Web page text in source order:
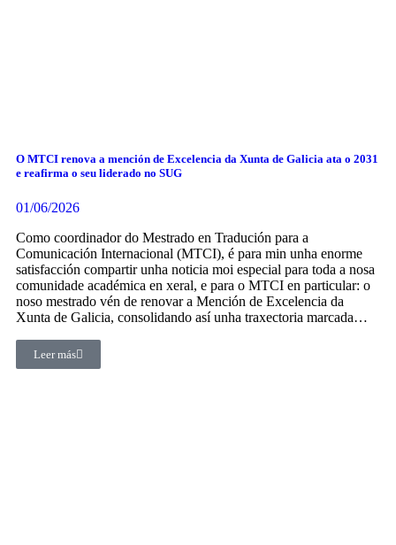
O MTCI renova a mención de Excelencia da Xunta de Galicia ata o 2031
e reafirma o seu liderado no SUG
01/06/2026
Como coordinador do Mestrado en Tradución para a
Comunicación Internacional (MTCI), é para min unha enorme
satisfacción compartir unha noticia moi especial para toda a nosa
comunidade académica en xeral, e para o MTCI en particular: o
noso mestrado vén de renovar a Mención de Excelencia da
Xunta de Galicia, consolidando así unha traxectoria marcada…
Leer más